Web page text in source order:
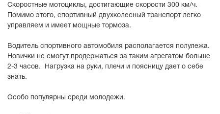
Скоростные мотоциклы, достигающие скорости 300 км/ч.
Помимо этого, спортивный двухколесный транспорт легко
управляем и имеет мощные тормоза.
Водитель спортивного автомобиля располагается полулежа.
Новички не смогут продержаться за таким агрегатом больше
2-3 часов. Нагрузка на руки, плечи и поясницу дает о себе
знать.
Особо популярны среди молодежи.